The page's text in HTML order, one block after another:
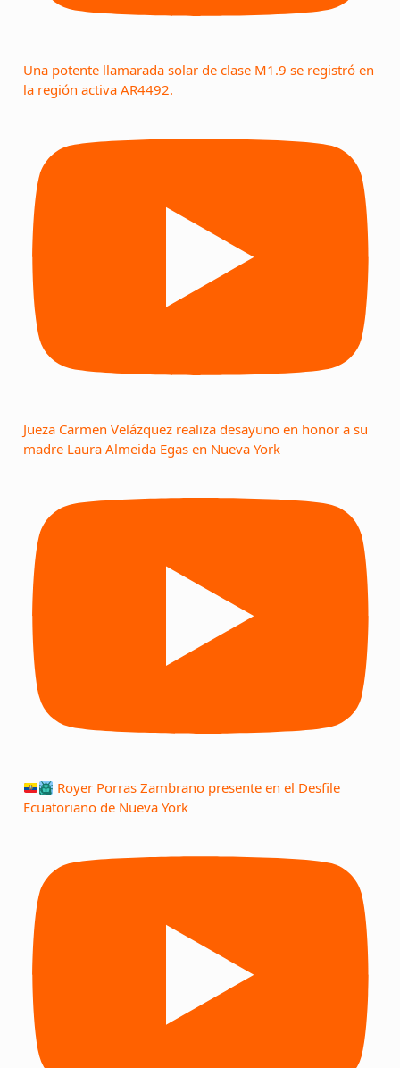
Una potente llamarada solar de clase M1.9 se registró en
la región activa AR4492.
Jueza Carmen Velázquez realiza desayuno en honor a su
madre Laura Almeida Egas en Nueva York
Royer Porras Zambrano presente en el Desfile
Ecuatoriano de Nueva York